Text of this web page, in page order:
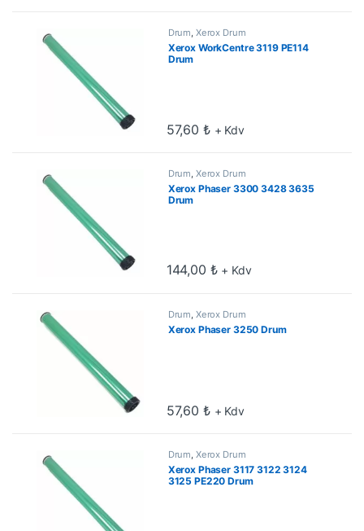
Drum, Xerox Drum
Xerox WorkCentre 3119 PE114
Drum
57,60 ₺ + Kdv
Drum, Xerox Drum
Xerox Phaser 3300 3428 3635
Drum
144,00 ₺ + Kdv
Drum Xerox Drum
Xerox Phaser 3250 Drum
57,60 ₺ + Kdv
Drum, Xerox Drum
Xerox Phaser 3117 3122 3124
3125 PE220 Drum